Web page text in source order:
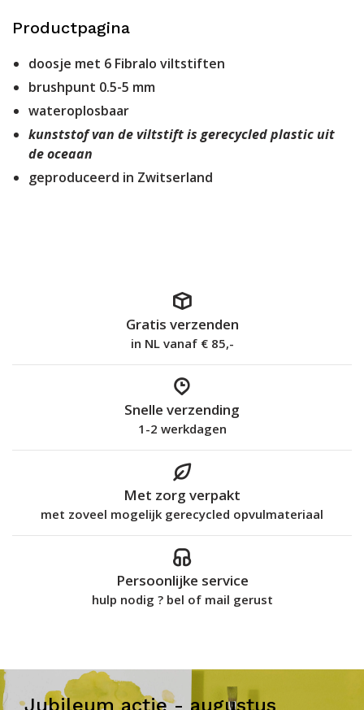
Productpagina
doosje met 6 Fibralo viltstiften
brushpunt 0.5-5 mm
wateroplosbaar
kunststof van de viltstift is gerecycled plastic uit
de oceaan
geproduceerd in Zwitserland
Gratis verzenden
in NL vanaf € 85,-
Snelle verzending
1-2 werkdagen
Met zorg verpakt
met zoveel mogelijk gerecycled opvulmateriaal
Persoonlijke service
hulp nodig ? bel of mail gerust
Jubileum actie - augustus